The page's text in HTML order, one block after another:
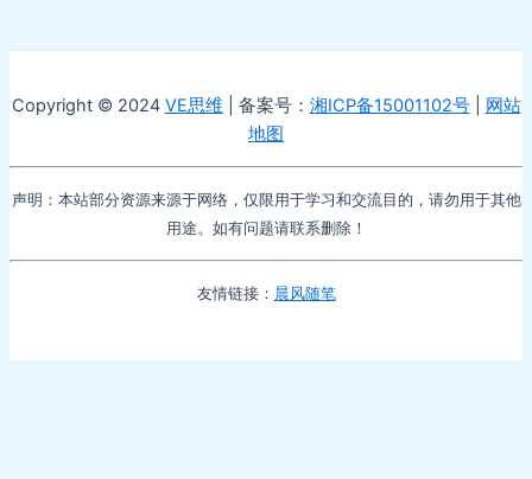
Copyright © 2024 VE思维 | 备案号： 湘ICP备15001102号| 网站
地图
声明：本站部分资源来源于网络，仅限用于学习和交流目的，请勿用于其他
用途。如有问题请联系删除！
友情链接： 晨风随笔